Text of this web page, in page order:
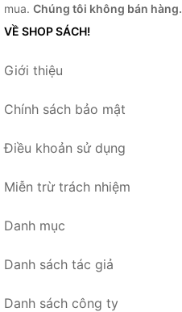
mua. Chúng tôi không bán hàng.
VỀ SHOP SÁCH!
Giới thiệu
Chính sách bảo mật
Điều khoản sử dụng
Miễn trừ trách nhiệm
Danh mục
Danh sách tác giả
Danh sách công ty